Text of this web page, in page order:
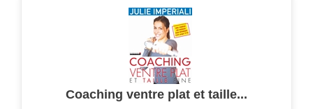
Coaching ventre plat et taille...